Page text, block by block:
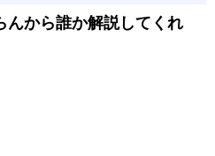
んから誰か解説してくれ